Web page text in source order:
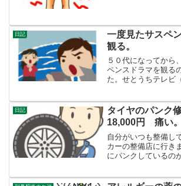
みが出てくるとよく
日記
一度見たサスペ
観る。
５０代になってから
ペンスドラマを観る
た。せとうちテレビ
す。だいたいにして
ているかを基準にし
日記
タイヤのパンク
18,000円 痛い。
自分がいつも整備し
カーの整備店に行き
にパンクしているの
面ではなく、接地面